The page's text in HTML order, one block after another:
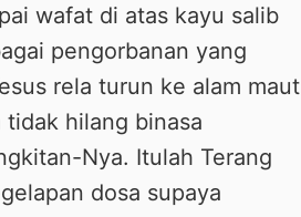
wafat di atas kayu salib
pengorbanan yang
rela turun ke alam maut
tidak hilang binasa
Nya. Itulah Terang
dosa supaya